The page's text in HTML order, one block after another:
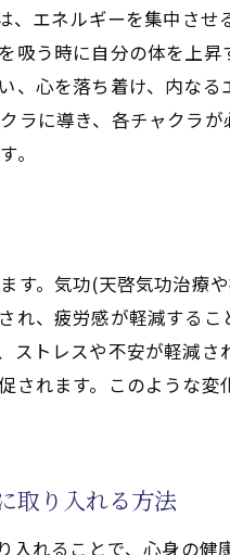
気功治療や療法)と他のヒ
醒の成功例と学び
治療や療法)がもたらす
ー上昇に向けたエネル
気功治療や療法)によるエ
気功治療や療法)でクンダ
和を保つための習慣
ー上昇の影響を理解する
気功(天啓気功治療や療
気功治療や療法)でチャク
気功治療や療法)を用いた
気功治療や療法)教室で得
エネルギーを集中さ
吸う時に自分の体を上
、心を落ち着け、内な
ラに導き、各チャクラ
。
す。気功(天啓気功治
れ、疲労感が軽減する
ストレスや不安が軽減
されます。このような
取り入れる方法
れることで、心身の